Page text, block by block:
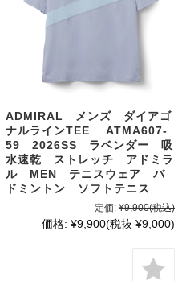
ADMIRAL メンズ ダイアゴ
ナルラインTEE ATMA607-
59 2026SS ラベンダー 吸
水速乾 ストレッチ アドミラ
ル MEN テニスウェア バ
ドミントン ソフトテニス
定価: ¥9,900(税込)
価格: ¥9,900(税抜 ¥9,000)